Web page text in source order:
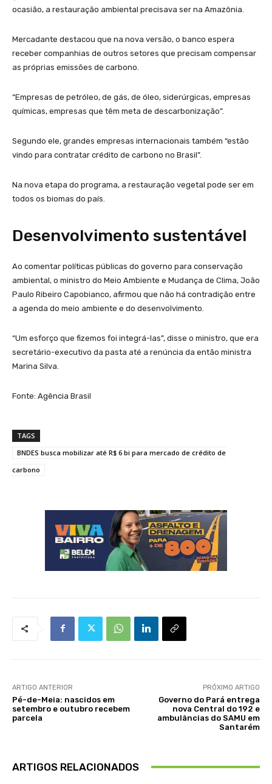
ocasião, a restauração ambiental precisava ser na Amazônia.
Mercadante destacou que na nova versão, o banco espera
receber companhias de outros setores que precisam compensar
as próprias emissões de carbono.
“Empresas de petróleo, de gás, de óleo, siderúrgicas, empresas
químicas, empresas que têm meta de descarbonização”.
Segundo ele, grandes empresas internacionais também “estão
vindo para contratar crédito de carbono no Brasil”.
Na nova etapa do programa, a restauração vegetal pode ser em
todos os biomas do país.
Desenvolvimento sustentável
Ao comentar políticas públicas do governo para conservação
ambiental, o ministro do Meio Ambiente e Mudança de Clima, João
Paulo Ribeiro Capobianco, afirmou que não há contradição entre
a agenda do meio ambiente e do desenvolvimento.
“Um esforço que fizemos foi integrá-las”, disse o ministro, que era
secretário-executivo da pasta até a renúncia da então ministra
Marina Silva.
Fonte: Agência Brasil
TAGS
BNDES busca mobilizar até R$ 6 bi para mercado de crédito de
carbono
ARTIGO ANTERIOR
Pé-de-Meia: nascidos em
setembro e outubro recebem
parcela
PRÓXIMO ARTIGO
Governo do Pará entrega
nova Central do 192 e
ambulâncias do SAMU em
Santarém
ARTIGOS RELACIONADOS